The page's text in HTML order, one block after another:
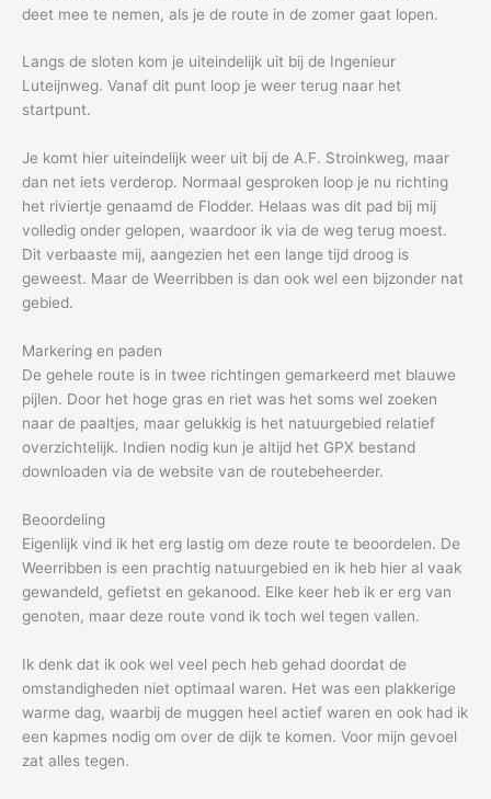
deet mee te nemen, als je de route in de zomer gaat lopen.
Langs de sloten kom je uiteindelijk uit bij de Ingenieur
Luteijnweg. Vanaf dit punt loop je weer terug naar het
startpunt.
Je komt hier uiteindelijk weer uit bij de A.F. Stroinkweg, maar
dan net iets verderop. Normaal gesproken loop je nu richting
het riviertje genaamd de Flodder. Helaas was dit pad bij mij
volledig onder gelopen, waardoor ik via de weg terug moest.
Dit verbaaste mij, aangezien het een lange tijd droog is
geweest. Maar de Weerribben is dan ook wel een bijzonder nat
gebied.
Markering en paden
De gehele route is in twee richtingen gemarkeerd met blauwe
pijlen. Door het hoge gras en riet was het soms wel zoeken
naar de paaltjes, maar gelukkig is het natuurgebied relatief
overzichtelijk. Indien nodig kun je altijd het GPX bestand
downloaden via de website van de routebeheerder.
Beoordeling
Eigenlijk vind ik het erg lastig om deze route te beoordelen. De
Weerribben is een prachtig natuurgebied en ik heb hier al vaak
gewandeld, gefietst en gekanood. Elke keer heb ik er erg van
genoten, maar deze route vond ik toch wel tegen vallen.
Ik denk dat ik ook wel veel pech heb gehad doordat de
omstandigheden niet optimaal waren. Het was een plakkerige
warme dag, waarbij de muggen heel actief waren en ook had ik
een kapmes nodig om over de dijk te komen. Voor mijn gevoel
zat alles tegen.